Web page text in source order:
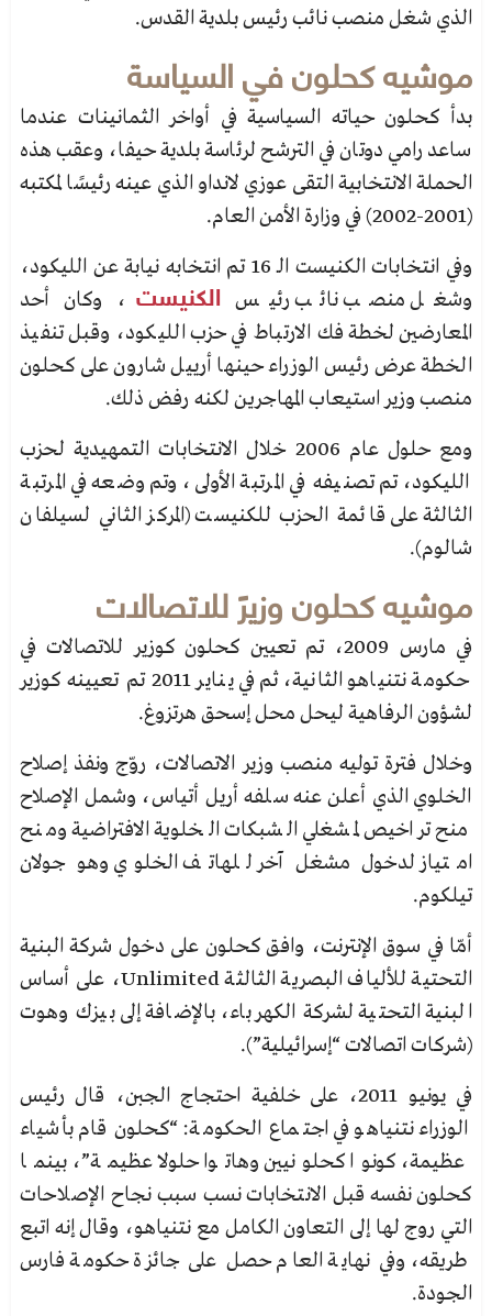
الذي شغل منصب نائب رئيس بلدية القدس.
موشيه كحلون في السياسة
بدأ كحلون حياته السياسية في أواخر الثمانينات عندما
ساعد رامي دوتان في الترشح لرئاسة بلدية حيفا، وعقب هذه
الحملة الانتخابية التقى عوزي لانداو الذي عينه رئيسًا لمكتبه
(2001-2002) في وزارة الأمن العام.
وفي انتخابات الكنيست الـ 16 تم انتخابه نيابة عن الليكود،
وشغل منصب نائب رئيس الكنيست ، وكان أحد
المعارضين لخطة فك الارتباط في حزب الليكود، وقبل تنفيذ
الخطة عرض رئيس الوزراء حينها أرييل شارون على كحلون
منصب وزير استيعاب المهاجرين لكنه رفض ذلك.
ومع حلول عام 2006 خلال الانتخابات التمهيدية لحزب
الليكود، تم تصنيفه في المرتبة الأولى، وتم وضعه في المرتبة
الثالثة على قائمة الحزب للكنيست (المركز الثاني لسيلفان
شالوم).
موشيه كحلونوزيرً للاتصالات
في مارس 2009، تم تعيين كحلون كوزير للاتصالات في
حكومة نتنياهو الثانية، ثم في يناير 2011 تم تعيينه
كوزير
لشؤون الرفاهية ليحل محل إسحق هرتزوغ.
وخلال فترة توليه منصب وزير الاتصالات، روّج ونفذ إصلاح
الخلوي الذي أعلن عنه سلفه أريل أتياس، وشمل الإصلاح
منح تراخيص لمشغلي الشبكات الخلوية الافتراضية ومنح
امتياز لدخول مشغل آخر للهاتف الخلوي وهو جولان
تيلكوم.
أمّا في سوق الإنترنت، وافق كحلون على دخول شركة البنية
التحتية للألياف البصرية الثالثة Unlimited، على أساس
البنية التحتية لشركة الكهرباء، بالإضافة إلى بيزك وهوت
(شركات اتصالات “إسرائيلية”).
في يونيو 2011، على خلفية احتجاج الجبن، قال رئيس
الوزراء نتنياهو في اجتماع الحكومة: “كحلون قام بأشياء
عظيمة، كونوا كحلونيين وهاتوا حلولا عظيمة”، بينما
كحلون نفسه قبل الانتخابات نسب سبب نجاح الإصلاحات
التي روج لها إلى التعاون الكامل مع نتنياهو، وقال إنه اتبع
طريقه، وفي نهاية العام حصل على جائزة حكومة فارس
الجودة.